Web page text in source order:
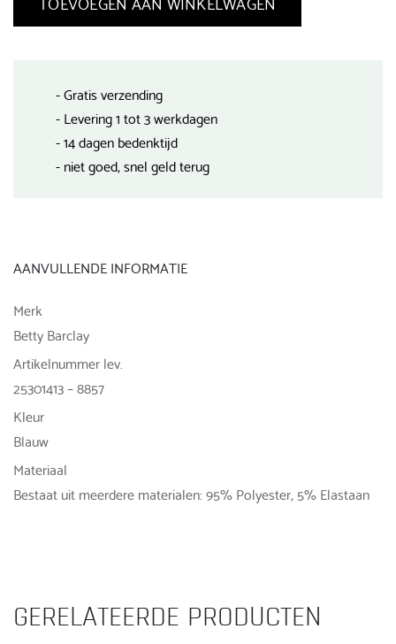
- Gratis verzending
- Levering 1 tot 3 werkdagen
- 14 dagen bedenktijd
- niet goed, snel geld terug
AANVULLENDE INFORMATIE
Merk
Betty Barclay
Artikelnummer lev.
25301413 – 8857
Kleur
Blauw
Materiaal
Bestaat uit meerdere materialen: 95% Polyester, 5% Elastaan
GERELATEERDE PRODUCTEN